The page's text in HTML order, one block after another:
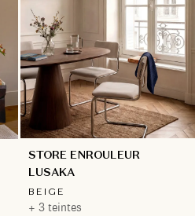
STORE ENROULEUR
LUSAKA
BEIGE
+ 3 teintes